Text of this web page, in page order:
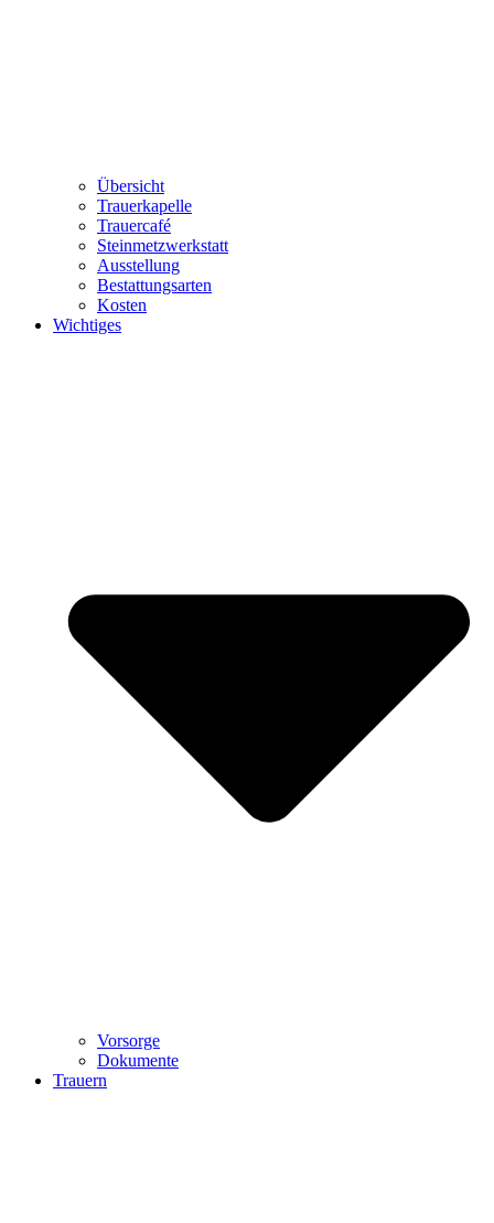
Übersicht
Trauerkapelle
Trauercafé
Steinmetzwerkstatt
Ausstellung
Bestattungsarten
Kosten
Wichtiges
Vorsorge
Dokumente
Trauern